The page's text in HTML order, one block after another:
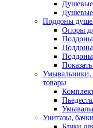
Душевые
Поддоны
Опоры
Поддоны
Поддоны
Умывальники,
товары
Унитазы,
Бачки